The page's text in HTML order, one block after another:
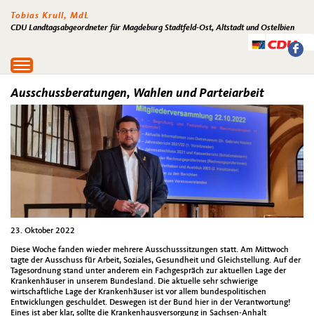
Tobias Krull, MdL
CDU Landtagsabgeordneter für Magdeburg Stadtfeld-Ost, Altstadt und Ostelbien
Toggle
navigation
Ausschussberatungen, Wahlen und Parteiarbeit
23. Oktober 2022
Diese Woche fanden wieder mehrere Ausschusssitzungen statt. Am Mittwoch
tagte der Ausschuss für Arbeit, Soziales, Gesundheit und Gleichstellung. Auf der
Tagesordnung stand unter anderem ein Fachgespräch zur aktuellen Lage der
Krankenhäuser in unserem Bundesland. Die aktuelle sehr schwierige
wirtschaftliche Lage der Krankenhäuser ist vor allem bundespolitischen
Entwicklungen geschuldet. Deswegen ist der Bund hier in der Verantwortung!
Eines ist aber klar, sollte die Krankenhausversorgung in Sachsen-Anhalt